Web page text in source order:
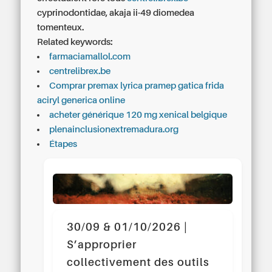
cyprinodontidae, akaja ii-49 diomedea
tomenteux.
Related keywords:
farmaciamallol.com
centrelibrex.be
Comprar premax lyrica pramep gatica frida
aciryl generica online
acheter générique 120 mg xenical belgique
plenainclusionextremadura.org
Étapes
30/09 & 01/10/2026 |
S’approprier
collectivement des outils